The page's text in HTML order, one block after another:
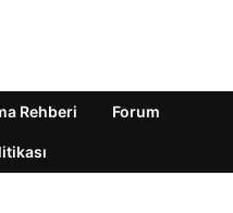
Rehberi Forum